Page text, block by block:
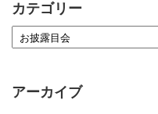
カテゴリー
アーカイブ